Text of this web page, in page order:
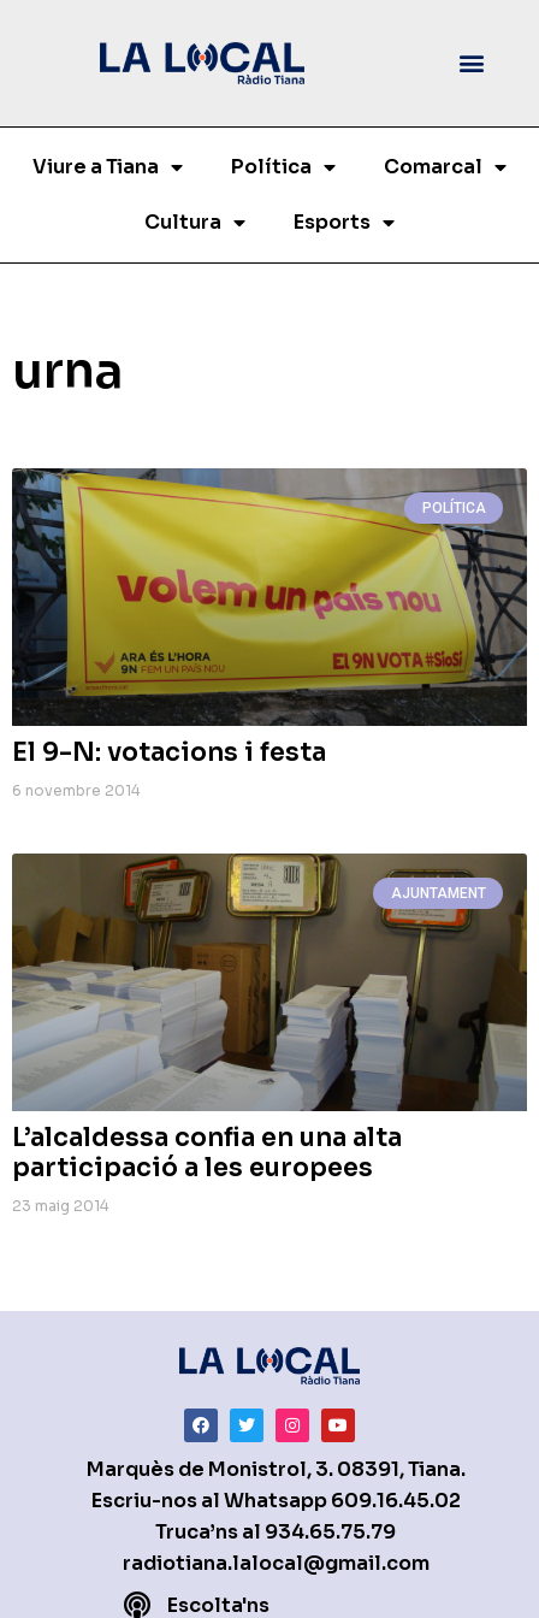
Viure a Tiana Política Comarcal
Cultura Esports
urna
POLÍTICA
El 9-N: votacions i festa
6 novembre 2014
AJUNTAMENT
L’alcaldessa confia en una alta
participació a les europees
23 maig 2014
Marquès de Monistrol, 3. 08391, Tiana.
Escriu-nos al Whatsapp609.16.45.02
Truca’ns al 934.65.75.79
radiotiana.lalocal@gmail.com
Escolta'ns